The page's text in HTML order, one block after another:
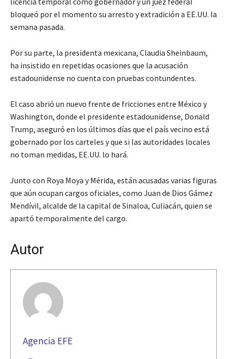
bloqueó por el momento su arresto y extradición a EE.UU. la
semana pasada.
Por su parte, la presidenta mexicana, Claudia Sheinbaum,
ha insistido en repetidas ocasiones que la acusación
estadounidense no cuenta con pruebas contundentes.
El caso abrió un nuevo frente de fricciones entre México y
Washington, donde el presidente estadounidense, Donald
Trump, aseguró en los últimos días que el país vecino está
gobernado por los carteles y que si las autoridades locales
no toman medidas, EE.UU. lo hará.
Junto con Roya Moya y Mérida, están acusadas varias figuras
que aún ocupan cargos oficiales, como Juan de Dios Gámez
Mendívil, alcalde de la capital de Sinaloa, Culiacán, quien se
apartó temporalmente del cargo.
Autor
Agencia EFE